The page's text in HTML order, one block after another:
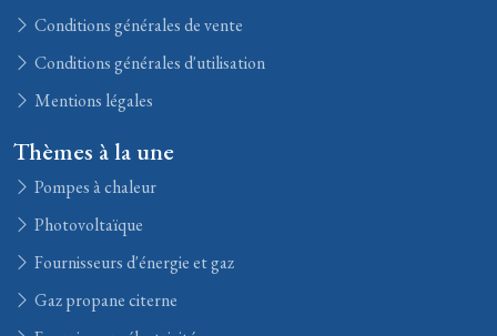
Conditions générales de vente
Conditions générales d'utilisation
Mentions légales
Thèmes à la une
Pompes à chaleur
Photovoltaïque
Fournisseurs d'énergie et gaz
Gaz propane citerne